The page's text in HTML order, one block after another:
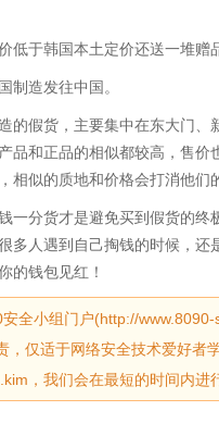
低于韩国本土定价还送一堆赠
制造发往中国。
的假货，主要集中在东大门
品和正品的相似都较高，售
相似的质地和价格会打消他们
一分货才是避免买到假货的
多人遇到自己掏钱的时候，
的钱包见红！
安全小组门户(http://
，仅适于网络安全技术爱好者
，我们会在最短的时间内进